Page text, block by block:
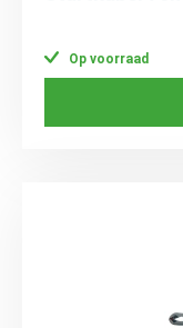
Op voorraad